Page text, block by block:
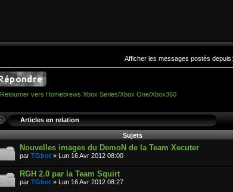
Afficher les messages postés depuis:
Retourner vers Homebrews Xbox Series/Xbox One/Xbox360
Articles en relation
Sujets
Nouvelles images du DemoN de la Team Xecuter
par TGbot » Lun 16 Avr 2012 08:00
RGH 2.0 par la Team Squirt
par TGbot » Lun 16 Avr 2012 08:27